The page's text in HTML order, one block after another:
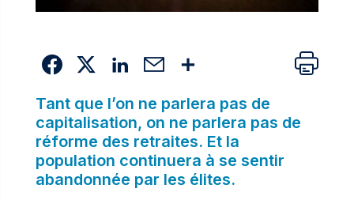
Tant que l’on ne parlera pas de
capitalisation, on ne parlera pas de
réforme des retraites. Et la
population continuera à se sentir
abandonnée par les élites.